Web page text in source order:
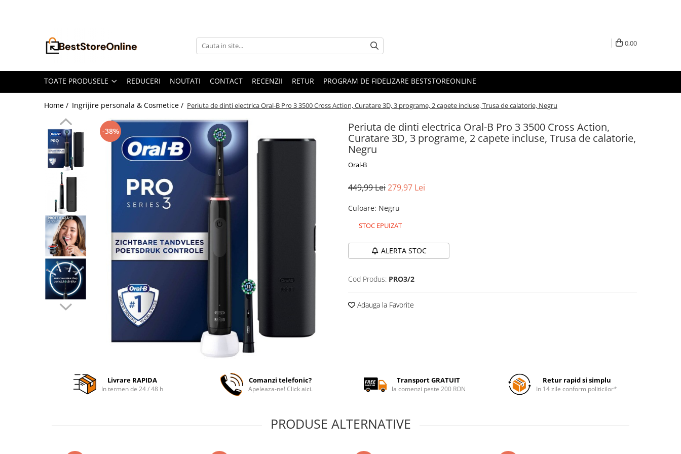
Accesorii aparate climatizare
Accesorii si Piese Aspiratoare
Aspiratoare Universale
iRobot Roomba
Karcher Parkside
Tefal Rowenta X-Force Flex
Xiaomi Roborock
Accesorii auto interioare
Aspiratoare Auto
Produse Cosmetica Auto
Casa, Gradina & Bricolaj
Accesorii mese si scaune
0,00
TOATE PRODUSELE REDUCERI NOUTATI CONTACT RECENZII RETUR PROGRAM DE FIDELIZARE BESTSTOREONLINE
Home / Ingrijire personala & Cosmetice / Periuta de dinti electrica Oral-B Pro 3 3500 Cross Action, Curatare 3D, 3 programe, 2 capete incluse, Trusa de calatorie, Negru
Periuta de dinti electrica Oral-B Pro 3 3500 Cross Action,
Curatare 3D, 3 programe, 2 capete incluse, Trusa de calatorie,
Negru
Oral-B
-38%
449,99 Lei279,97 Lei
Culoare: Negru
STOC EPUIZAT
ALERTA STOC
Cod Produs: PRO3/2
Adauga la Favorite
Livrare RAPIDA
In termen de 24 / 48 h
Comanzi telefonic?
Apeleaza-ne! Click aici.
Transport GRATUIT
la comenzi peste 200 RON
Retur rapid si simplu
In 14 zile conform politicilor*
PRODUSE ALTERNATIVE